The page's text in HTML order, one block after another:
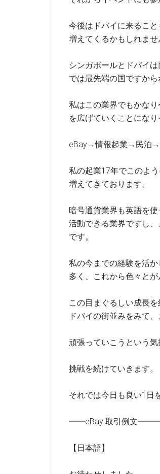
今後はドバイに来るこ
増えてくるかもしれませ
シンガポールとドバイ
では最先端の国ですから
私はこの業界でもかな
を広げていくことになり
eBay→情報起業→民泊
私の起業17年でこのよ
増えてきております。
暗号通貨業界も英語を
活動できる業界ですし
です。
私の今までの経験を活
多く、これから色々とが
この目まぐるしい成長
ドバイの街並みをみて、
頑張っていこうという気
挑戦を続けていきます。
それでは今日も良い1日
━━eBay 取引例
【日本語】